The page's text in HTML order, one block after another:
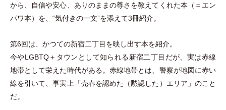
から、自信や安心、ありのままの尊さを教えてくれた本 （ ＝エン
パワ本） を、“気付きの一文”を添えて3冊紹介。
第6回は、かつての新宿二丁目を映し出す本を紹介。
今やLGBTQ＋タウンとして知られる新宿二丁目だが、実は赤線
地帯として栄えた時代がある。赤線地帯とは、警察が地図に赤い
線を引いて、事実上
「売春を認めた （黙認した ） エリア 」 のこと
だ。